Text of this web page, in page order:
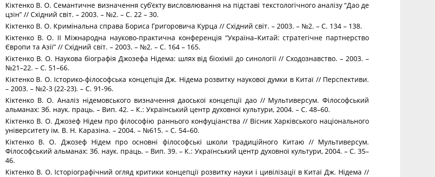
Кіктенко В. О. Семантичне визначення суб’єкту висловлювання на підставі текстологічного аналізу “Дао де
цзін” // Східний світ. – 2003. – №2. – С. 22 – 30.
Кіктенко В. О. Кримінальна справа Бориса Григоровича Курца // Східний світ. – 2003. – №2. – С. 134 – 138.
Кіктенко В. О. ІІ Міжнародна науково-практична конференція “Україна–Китай: стратегічне партнерство
Європи та Азії” // Східний світ. – 2003. – №2. – С. 164 – 165.
Кіктенко В. О. Наукова біографія Джозефа Нідема: шлях від біохімії до синології // Сходознавство. – 2003. –
№21–22. – С. 51–66.
Кіктенко В. О. Історико-філософська концепція Дж. Нідема розвитку наукової думки в Китаї // Перспективи.
– 2003. – №2-3 (22-23). – С. 91-96.
Кіктенко В. О. Аналіз нідемовського визначення даоської концепції дао // Мультиверсум. Філософський
альманах: Зб. наук. праць. – Вип. 42. – К.: Український центр духовної культури, 2004. – С. 48–60.
Кіктенко В. О. Джозеф Нідем про філософію раннього конфуціанства // Вісник Харківського національного
університету ім. В. Н. Каразіна. – 2004. – №615. – С. 54–60.
Кіктенко В. О. Джозеф Нідем про основні філософські школи традиційного Китаю // Мультиверсум.
Філософський альманах: Зб. наук. праць. – Вип. 39. – К.: Український центр духовної культури, 2004. – С. 35–
46.
Кіктенко В. О. Історіографічний огляд критики концепції розвитку науки і цивілізації в Китаї Дж. Нідема //